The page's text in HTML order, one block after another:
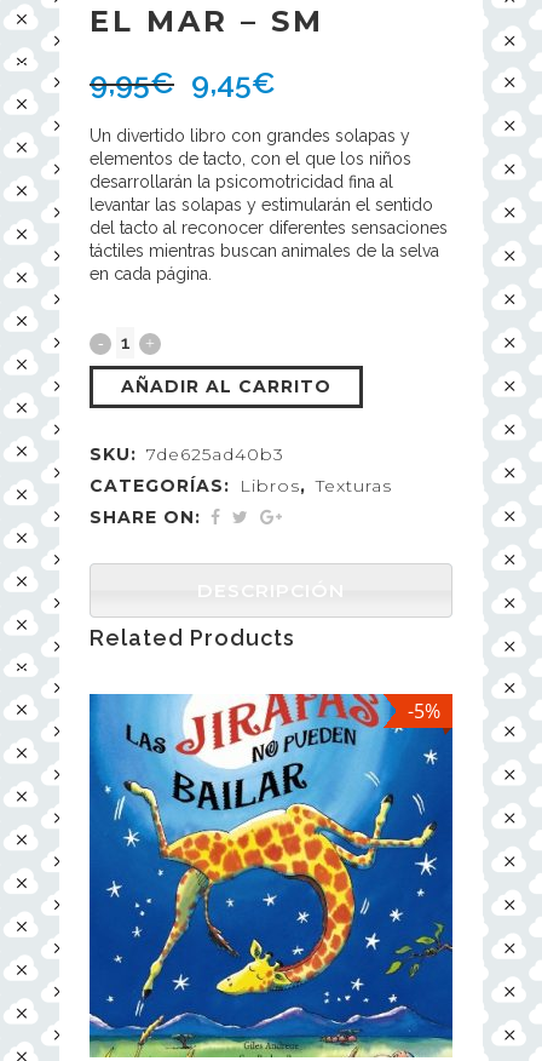
EL MAR – SM
9,95€ 9,45€
Un divertido libro con grandes solapas y
elementos de tacto, con el que los niños
desarrollarán la psicomotricidad fina al
levantar las solapas y estimularán el sentido
del tacto al reconocer diferentes sensaciones
táctiles mientras buscan animales de la selva
en cada página.
AÑADIR AL CARRITO
SKU: 7de625ad40b3
CATEGORÍAS:
Libros, Texturas
SHARE ON:
DESCRIPCIÓN
Related Products
-5%